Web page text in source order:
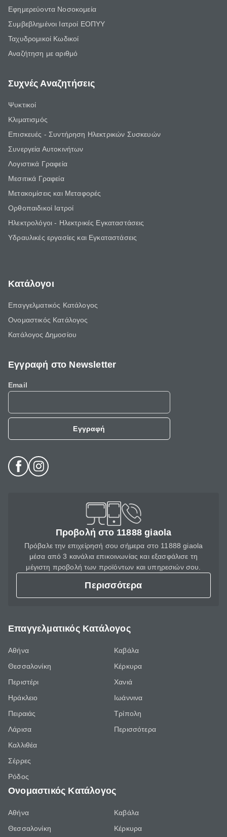
Εφημερεύοντα Νοσοκομεία
Συμβεβλημένοι Ιατροί ΕΟΠΥΥ
Ταχυδρομικοί Κωδικοί
Αναζήτηση με αριθμό
Συχνές Αναζητήσεις
Ψυκτικοί
Κλιματισμός
Επισκευές - Συντήρηση Ηλεκτρικών Συσκευών
Συνεργεία Αυτοκινήτων
Λογιστικά Γραφεία
Μεσιτικά Γραφεία
Μετακομίσεις και Μεταφορές
Ορθοπαιδικοί Ιατροί
Ηλεκτρολόγοι - Ηλεκτρικές Εγκαταστάσεις
Υδραυλικές εργασίες και Εγκαταστάσεις
Κατάλογοι
Επαγγελματικός Κατάλογος
Ονομαστικός Κατάλογος
Κατάλογος Δημοσίου
Εγγραφή στο Newsletter
Email
Εγγραφή
Προβολή στο 11888 giaola
Πρόβαλε την επιχείρησή σου σήμερα στο 11888 giaola
μέσα από 3 κανάλια επικοινωνίας και εξασφάλισε τη
μέγιστη προβολή των προϊόντων και υπηρεσιών σου.
Περισσότερα
Επαγγελματικός Κατάλογος
Αθήνα
Θεσσαλονίκη
Περιστέρι
Ηράκλειο
Πειραιάς
Λάρισα
Καλλιθέα
Σέρρες
Ρόδος
Καβάλα
Κέρκυρα
Χανιά
Ιωάννινα
Τρίπολη
Περισσότερα
Ονομαστικός Κατάλογος
Αθήνα
Θεσσαλονίκη
Καβάλα
Κέρκυρα